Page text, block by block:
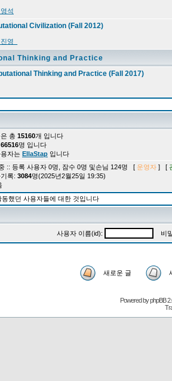
석
Civilization (Fall 2012)
영_
Thinking and Practice
Thinking and Practice (Fall 2017)
총 15160개 입니다
66516명 입니다
자는 EllaStap 입니다
:: 등록 사용자 0명, 잠수 0명 및손님 124명 [ 운영자 ] [
록: 3084명(2025년2월25일 19:35)
했던 사용자들에 대한 것입니다
사용자 이름(id): 비
새로운 글
Powered byphpBB